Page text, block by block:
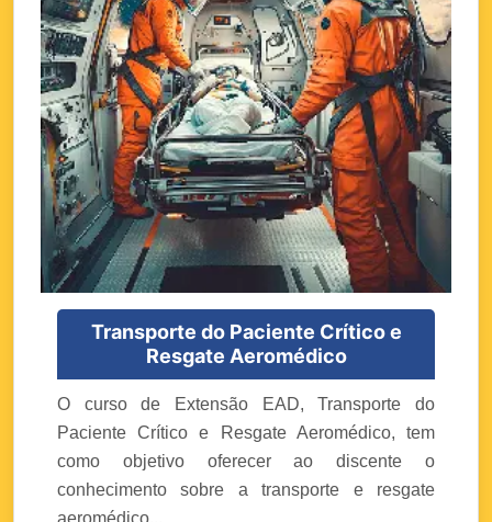
Transporte do Paciente Crítico e
Resgate Aeromédico
O curso de Extensão EAD, Transporte do
Paciente Crítico e Resgate Aeromédico, tem
como objetivo oferecer ao discente o
conhecimento sobre a transporte e resgate
aeromédico...